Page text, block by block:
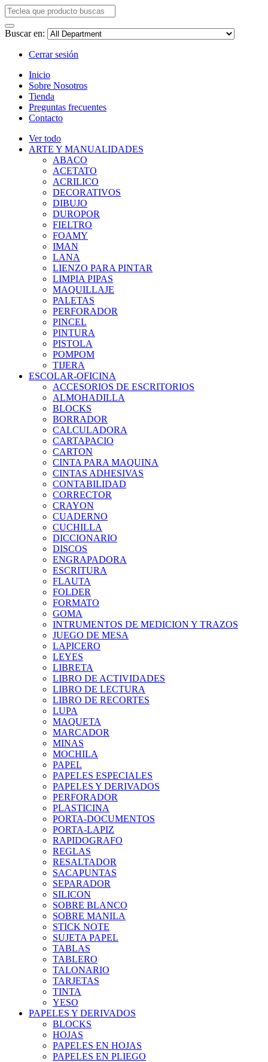
Buscar en:
Cerrar sesión
Inicio
Sobre Nosotros
Tienda
Preguntas frecuentes
Contacto
Ver todo
ARTE Y MANUALIDADES
ABACO
ACETATO
ACRILICO
DECORATIVOS
DIBUJO
DUROPOR
FIELTRO
FOAMY
IMAN
LANA
LIENZO PARA PINTAR
LIMPIA PIPAS
MAQUILLAJE
PALETAS
PERFORADOR
PINCEL
PINTURA
PISTOLA
POMPOM
TIJERA
ESCOLAR-OFICINA
ACCESORIOS DE ESCRITORIOS
ALMOHADILLA
BLOCKS
BORRADOR
CALCULADORA
CARTAPACIO
CARTON
CINTA PARA MAQUINA
CINTAS ADHESIVAS
CONTABILIDAD
CORRECTOR
CRAYON
CUADERNO
CUCHILLA
DICCIONARIO
DISCOS
ENGRAPADORA
ESCRITURA
FLAUTA
FOLDER
FORMATO
GOMA
INTRUMENTOS DE MEDICION Y TRAZOS
JUEGO DE MESA
LAPICERO
LEYES
LIBRETA
LIBRO DE ACTIVIDADES
LIBRO DE LECTURA
LIBRO DE RECORTES
LUPA
MAQUETA
MARCADOR
MINAS
MOCHILA
PAPEL
PAPELES ESPECIALES
PAPELES Y DERIVADOS
PERFORADOR
PLASTICINA
PORTA-DOCUMENTOS
PORTA-LAPIZ
RAPIDOGRAFO
REGLAS
RESALTADOR
SACAPUNTAS
SEPARADOR
SILICON
SOBRE BLANCO
SOBRE MANILA
STICK NOTE
SUJETA PAPEL
TABLAS
TABLERO
TALONARIO
TARJETAS
TINTA
YESO
PAPELES Y DERIVADOS
BLOCKS
HOJAS
PAPELES EN HOJAS
PAPELES EN PLIEGO